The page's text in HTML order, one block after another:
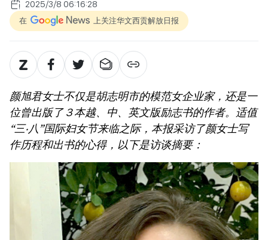
2025/3/8 06:16:28
在 上关注华文西贡解放日报
颜旭君女士不仅是胡志明市的模范女企业家，还是一
位曾出版了３本越、中、英文版励志书的作者。适值
“三‧八”国际妇女节来临之际，本报采访了颜女士写
作历程和出书的心得，以下是访谈摘要：